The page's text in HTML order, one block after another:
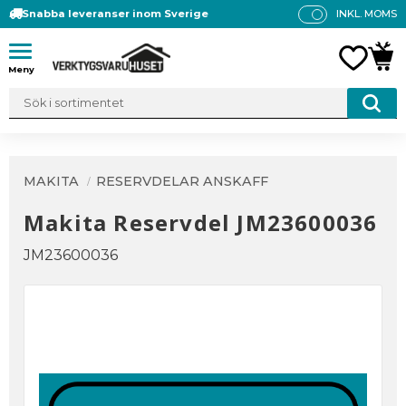
Meny
Snabba leveranser inom Sverige
P
INKL. MOMS
MAKITA RESERVDELAR ANSKAFF
Makita Reservdel JM23600036
JM23600036